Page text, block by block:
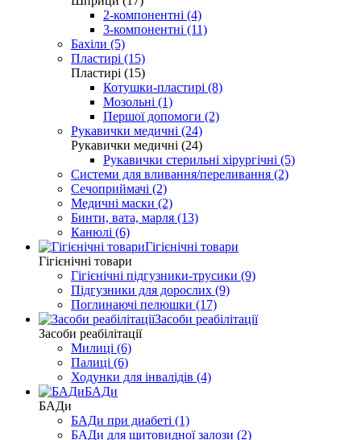
2-компонентні (4)
3-компонентні (11)
Бахіли (5)
Пластирі (15)
Пластирі (15)
Котушки-пластирі (8)
Мозольні (1)
Першої допомоги (2)
Рукавички медичні (24)
Рукавички медичні (24)
Рукавички стерильні хірургічні (5)
Системи для вливання/переливання (2)
Сечоприймачі (2)
Медичні маски (2)
Бинти, вата, марля (13)
Канюлі (6)
Гігієнічні товари
Гігієнічні товари
Гігієнічні підгузники-трусики (9)
Підгузники для дорослих (9)
Поглинаючі пелюшки (17)
Засоби реабілітації
Засоби реабілітації
Милиці (6)
Палиці (6)
Ходунки для інвалідів (4)
БАДи
БАДи
БАДи при диабеті (1)
БАДи для щитовидної залози (2)